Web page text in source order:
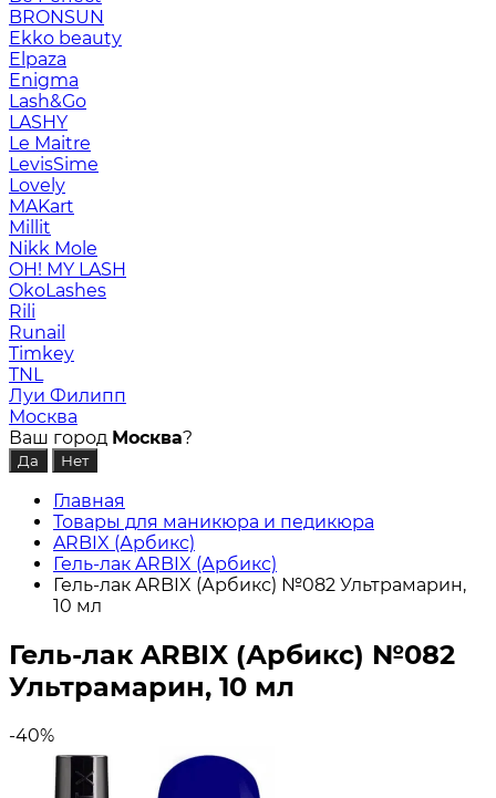
BRONSUN
Ekko beauty
Elpaza
Enigma
Lash&Go
LASHY
Le Maitre
LevisSime
Lovely
MAKart
Millit
Nikk Mole
OH! MY LASH
OkoLashes
Rili
Runail
Timkey
TNL
Луи Филипп
Москва
Ваш город Москва?
Главная
Товары для маникюра и педикюра
ARBIX (Арбикс)
Гель-лак ARBIX (Арбикс)
Гель-лак ARBIX (Арбикс) №082 Ультрамарин,
10 мл
Гель-лак ARBIX (Арбикс) №082
Ультрамарин, 10 мл
-40%